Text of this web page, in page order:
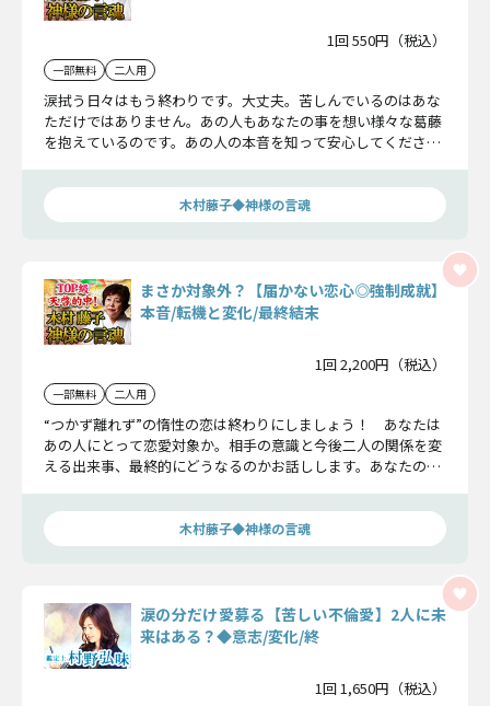
1回 550円（税込）
一部無料 二人用
涙拭う日々はもう終わりです。大丈夫。苦しんでいるのはあな
ただけではありません。あの人もあなたの事を想い様々な葛藤
を抱えているのです。あの人の本音を知って安心してくださ
木村藤子◆神様の言魂
まさか対象外？【届かない恋心◎強制成就】
本音/転機と変化/最終結末
1回 2,200円（税込）
一部無料 二人用
“つかず離れず”の惰性の恋は終わりにしましょう！ あなたは
あの人にとって恋愛対象か。相手の意識と今後二人の関係を変
える出来事、最終的にどうなるのかお話しします。あなたの意
木村藤子◆神様の言魂
涙の分だけ愛募る【苦しい不倫愛】2人に未
来はある？◆意志/変化/終
1回 1,650円（税込）